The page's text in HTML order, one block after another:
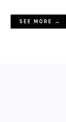
SEE MORE →